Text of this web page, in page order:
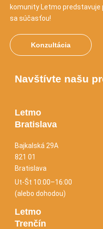
komunity Letmo predstavuje
sa súčasťou!
Konzultácia
Navštívte našu
Letmo
Bratislava
Bajkalská 29A
821 01
Bratislava
Ut-Št 10:00–16:00
(alebo dohodou)
Letmo
Trenčín